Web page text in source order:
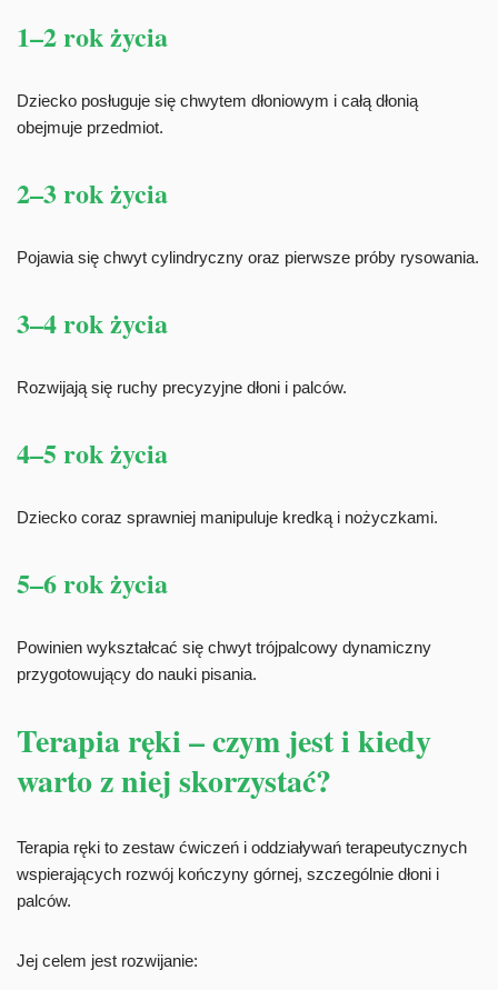
1–2 rok życia
Dziecko posługuje się chwytem dłoniowym i całą dłonią
obejmuje przedmiot.
2–3 rok życia
Pojawia się chwyt cylindryczny oraz pierwsze próby rysowania.
3–4 rok życia
Rozwijają się ruchy precyzyjne dłoni i palców.
4–5 rok życia
Dziecko coraz sprawniej manipuluje kredką i nożyczkami.
5–6 rok życia
Powinien wykształcać się chwyt trójpalcowy dynamiczny
przygotowujący do nauki pisania.
Terapia ręki – czym jest i kiedy
warto z niej skorzystać?
Terapia ręki to zestaw ćwiczeń i oddziaływań terapeutycznych
wspierających rozwój kończyny górnej, szczególnie dłoni i
palców.
Jej celem jest rozwijanie: